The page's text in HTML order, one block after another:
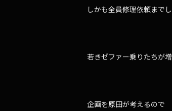
しかも全員修理依頼まで
若きゼファー乗りたちが
企画を原田が考えるので